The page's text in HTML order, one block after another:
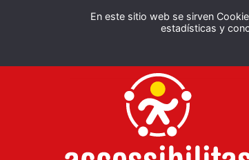
En este sitio web se sirven
estadísticas y